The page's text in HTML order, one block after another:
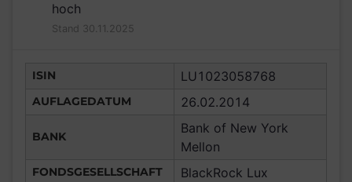
hoch
Stand 30.11.2025
ISIN LU1023058768
AUFLAGEDATUM 26.02.2014
BANK
Bank of New York
Mellon
FONDSGESELLSCHAFT BlackRock Lux